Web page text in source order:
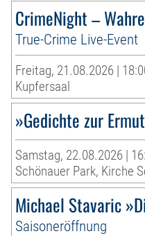
CrimeNight –
True-Crime Live-Event
Freitag, 21.08.2026 |
Kupfersaal
»Gedichte zur
Samstag, 22.08.2026 |
Schönauer Park, Kirche
Michael Stavaric
Saisoneröffnung